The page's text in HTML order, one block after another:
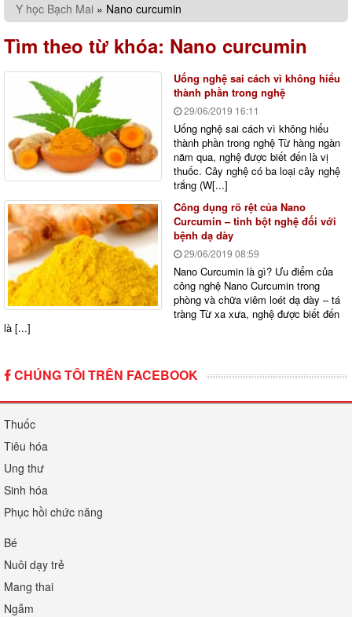
Y học Bạch Mai » Nano curcumin
Nano curcumin
Tìm theo từ khóa:
Uống nghệ sai cách vì không hiểu
thành phần trong nghệ
29/06/2019 16:11
Uống nghệ sai cách vì không hiểu
thành phần trong nghệ Từ hàng ngàn
năm qua, nghệ được biết đến là vị
thuốc. Cây nghệ có ba loại cây nghệ
trắng (W[...]
Công dụng rõ rệt của Nano
Curcumin – tinh bột nghệ đối với
bệnh dạ dày
29/06/2019 08:59
Nano Curcumin là gì? Ưu điểm của
công nghệ Nano Curcumin trong
phòng và chữa viêm loét dạ dày – tá
tràng Từ xa xưa, nghệ được biết đến
là [...]
CHÚNG TÔI TRÊN FACEBOOK
Thuốc
Tiêu hóa
Ung thư
Sinh hóa
Phục hồi chức năng
Bé
Nuôi dạy trẻ
Mang thai
Ngẫm